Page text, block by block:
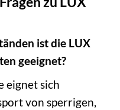
ist die LUX
geeignet?
eignet sich
von sperrigen,